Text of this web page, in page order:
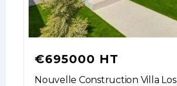
€695000 HT
Nouvelle Construction Villa Los